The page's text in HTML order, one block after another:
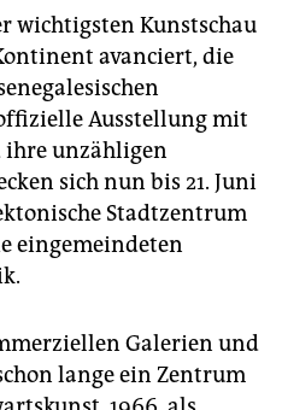
wichtigsten Kunstschau
avanciert, die
Ausstellung mit
ihre unzähligen
sich nun bis 21. Juni
Stadtzentrum
eingemeindeten
Galerien und
lange ein Zentrum